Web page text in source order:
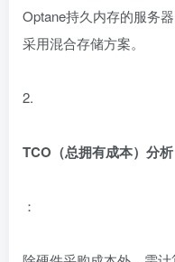
Optane持久内存的服务
采用混合存储方案。
2.
TCO（总拥有成本）分析
：